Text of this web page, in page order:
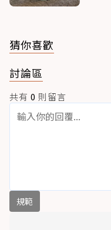
猜你喜歡
討論區
共有 0 則留言
規範